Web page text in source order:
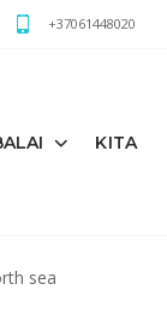
+37061448020
KITA
sea